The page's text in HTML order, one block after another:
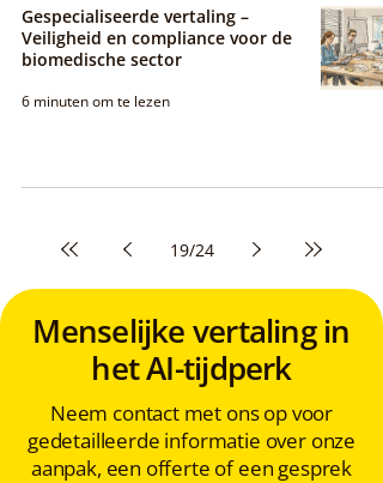
Gespecialiseerde vertaling –
Veiligheid en compliance voor de
biomedische sector
6 minuten om te lezen
19/24
Menselijke vertaling in
het AI-tijdperk
Neem contact met ons op voor
gedetailleerde informatie over onze
aanpak, een offerte of een gesprek